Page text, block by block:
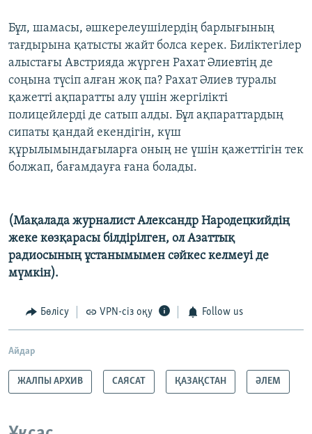
Бұл, шамасы, әшкерелеушілердің барлығының
тағдырына қатысты жайт болса керек. Биліктегілер
алыстағы Австрияда жүрген Рахат Әлиевтің де
соңына түсіп алған жоқ па? Рахат Әлиев туралы
қажетті ақпаратты алу үшін жергілікті
полицейлерді де сатып алды. Бұл ақпараттардың
сипаты қандай екендігін, күш
құрылымындағыларға оның не үшін қажеттігін тек
болжап, бағамдауға ғана болады.
(Мақалада журналист Александр Народецкийдің
жеке көзқарасы білдірілген, ол Азаттық
радиосының ұстанымымен сәйкес келмеуі де
мүмкін).
Бөлісу VPN-сіз оқу Follow us
Айдар
ЖАЛПЫ АРХИВ САЯСАТ ҚАЗАҚСТАН ӘЛЕМ